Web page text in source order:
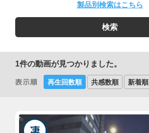
製品別検索はこちら
1件の動画が見つかりました。
再生回数順 共感数順 新着順